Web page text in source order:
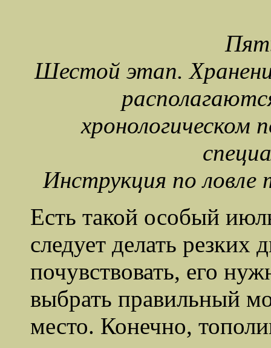
Шестой этап.
хронологическом
Инструкция по
Есть такой особый
следует делать
почувствовать, его
выбрать правильный
место. Конечно,